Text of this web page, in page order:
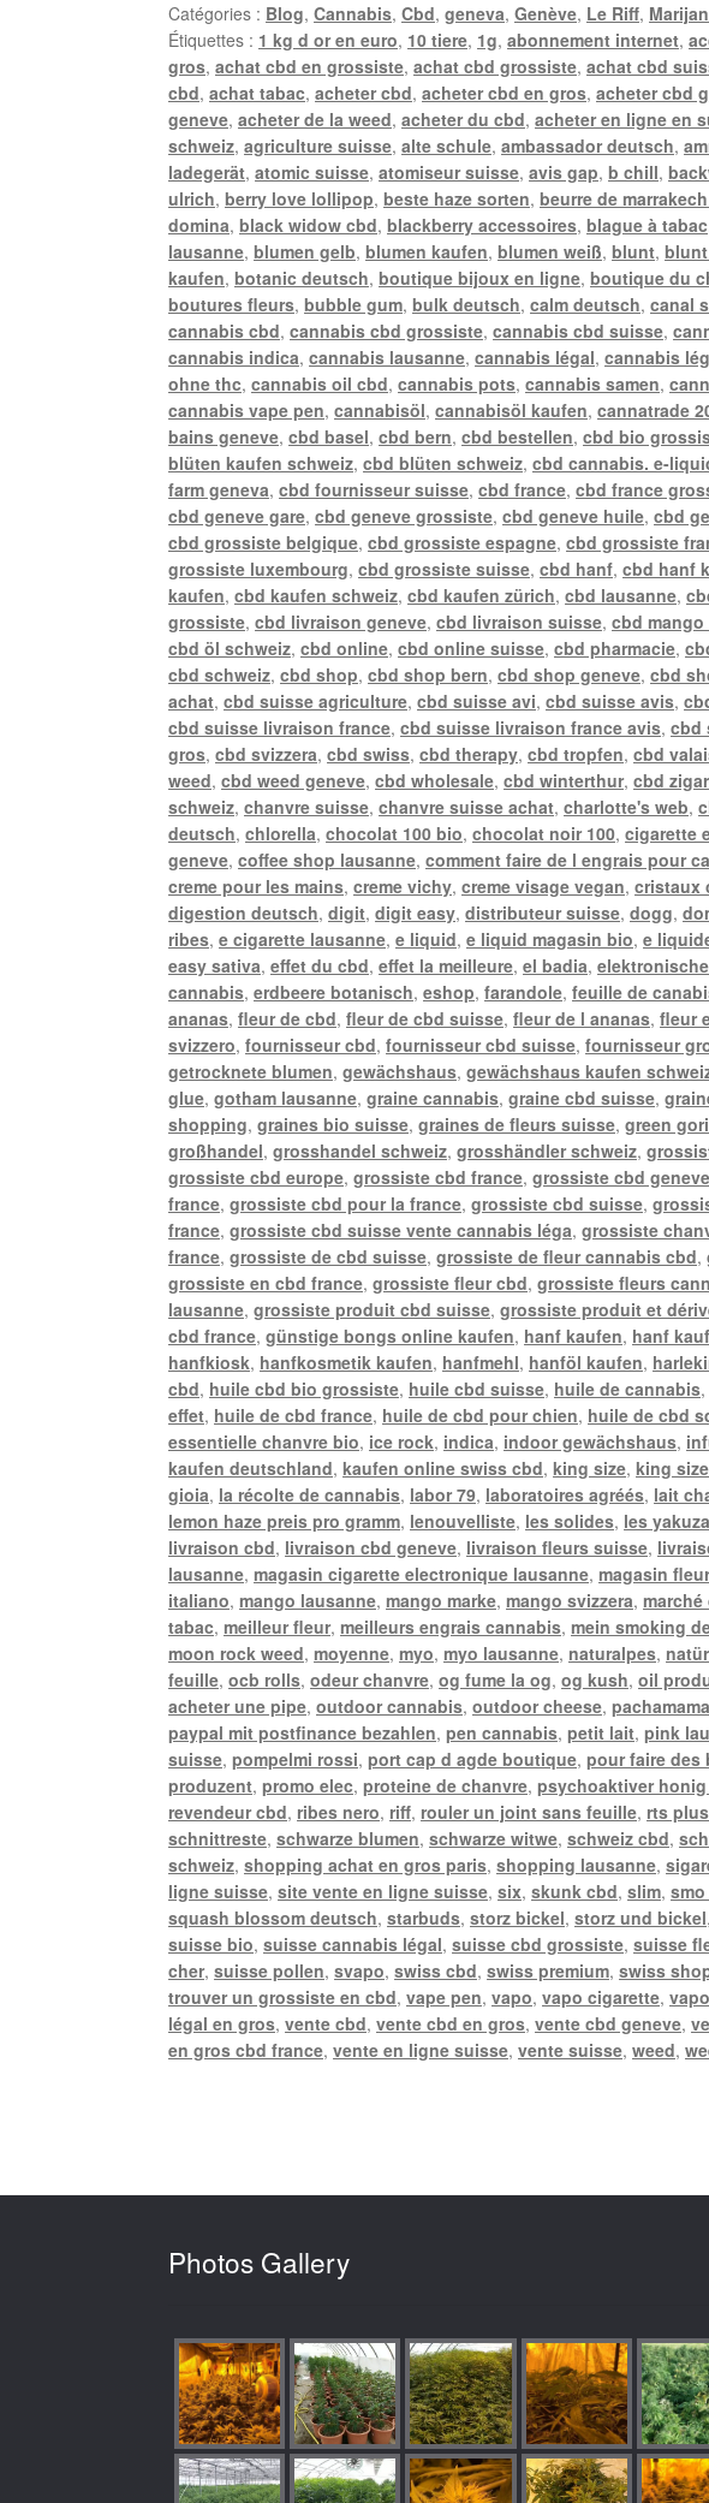
Catégories : Blog,Cannabis,Cbd,geneva,Genève, Le Riff,
Étiquettes : 1 kg d or en euro, 10 tiere, 1g,abonnement internet,
gros,achat cbd en grossiste,achat cbd grossiste,achat cbd
cbd,achat tabac,acheter cbd,acheter cbd en gros,acheter cbd
geneve,acheter de la weed,acheter du cbd,acheter en ligne en
schweiz,agriculture suisse,alte schule,ambassador deutsch,
ladegerät,atomic suisse,atomiseur suisse,avis gap,b chill,
ulrich,berry love lollipop,beste haze sorten,beurre de
domina,black widow cbd,blackberry accessoires,blague à tabac
lausanne,blumen gelb,blumen kaufen,blumen weiß,blunt,
kaufen,botanic deutsch,boutique bijoux en ligne,boutique du
boutures fleurs,bubble gum,bulk deutsch,calm deutsch,canal
cannabis cbd,cannabis cbd grossiste,cannabis cbd suisse,
cannabis indica,cannabis lausanne,cannabis légal,cannabis
ohne thc,cannabis oil cbd,cannabis pots,cannabis samen,
cannabis vape pen,cannabisöl,cannabisöl kaufen,cannatrade
bains geneve,cbd basel,cbd bern,cbd bestellen,cbd bio
blüten kaufen schweiz,cbd blüten schweiz,cbd cannabis. e-
farm geneva,cbd fournisseur suisse,cbd france,cbd france
cbd geneve gare,cbd geneve grossiste,cbd geneve huile,cbd
cbd grossiste belgique,cbd grossiste espagne,cbd grossiste
grossiste luxembourg,cbd grossiste suisse,cbd hanf,cbd hanf
kaufen,cbd kaufen schweiz,cbd kaufen zürich,cbd lausanne,
grossiste,cbd livraison geneve,cbd livraison suisse,cbd
cbd öl schweiz,cbd online,cbd online suisse,cbd pharmacie,
cbd schweiz,cbd shop,cbd shop bern,cbd shop geneve,cbd
achat,cbd suisse agriculture,cbd suisse avi,cbd suisse avis,
cbd suisse livraison france,cbd suisse livraison france avis,cbd
gros,cbd svizzera,cbd swiss,cbd therapy,cbd tropfen,cbd
weed,cbd weed geneve,cbd wholesale,cbd winterthur,cbd
schweiz,chanvre suisse,chanvre suisse achat,charlotte's web,
deutsch,chlorella,chocolat 100 bio,chocolat noir 100,cigarette
geneve,coffee shop lausanne,comment faire de l engrais pour
creme pour les mains,creme vichy,creme visage vegan,cristaux
digestion deutsch,digit,digit easy,distributeur suisse,dogg,
ribes,e cigarette lausanne,e liquid,e liquid magasin bio,e
easy sativa,effet du cbd,effet la meilleure,el badia,
cannabis,erdbeere botanisch,eshop,farandole,feuille de
ananas,fleur de cbd,fleur de cbd suisse,fleur de l ananas,fleur
svizzero,fournisseur cbd,fournisseur cbd suisse,fournisseur
getrocknete blumen,gewächshaus,gewächshaus kaufen
glue,gotham lausanne,graine cannabis,graine cbd suisse,
shopping,graines bio suisse,graines de fleurs suisse,green
großhandel,grosshandel schweiz,grosshändler schweiz,
grossiste cbd europe,grossiste cbd france,grossiste cbd geneve
france,grossiste cbd pour la france,grossiste cbd suisse,
france,grossiste cbd suisse vente cannabis léga,grossiste
france,grossiste de cbd suisse,grossiste de fleur cannabis cbd,
grossiste en cbd france,grossiste fleur cbd,grossiste fleurs
lausanne,grossiste produit cbd suisse,grossiste produit et
cbd france,günstige bongs online kaufen, hanf kaufen, hanf
hanfkiosk, hanfkosmetik kaufen, hanfmehl, hanföl kaufen,
cbd, huile cbd bio grossiste, huile cbd suisse, huile de cannabis,
effet, huile de cbd france, huile de cbd pour chien, huile de cbd
essentielle chanvre bio, ice rock, indica, indoor gewächshaus,
kaufen deutschland,kaufen online swiss cbd,king size,king
gioia, la récolte de cannabis, labor 79, laboratoires agréés, lait
lemon haze preis pro gramm, lenouvelliste, les solides, les
livraison cbd, livraison cbd geneve, livraison fleurs suisse,
lausanne,magasin cigarette electronique lausanne,magasin
italiano,mango lausanne,mango marke,mango svizzera,
tabac,meilleur fleur,meilleurs engrais cannabis,mein smoking
moon rock weed,moyenne,myo,myo lausanne, naturalpes,
feuille,ocb rolls,odeur chanvre,og fume la og,og kush,oil
acheter une pipe,outdoor cannabis,outdoor cheese,pachamama
paypal mit postfinance bezahlen,pen cannabis,petit lait,pink
suisse,pompelmi rossi,port cap d agde boutique,pour faire des
produzent,promo elec,proteine de chanvre,psychoaktiver
revendeur cbd, ribes nero, riff, rouler un joint sans feuille, rts
schnittreste,schwarze blumen,schwarze witwe,schweiz cbd,
schweiz,shopping achat en gros paris,shopping lausanne,
ligne suisse,site vente en ligne suisse,six,skunk cbd,slim,
squash blossom deutsch,starbuds,storz bickel,storz und bickel
suisse bio,suisse cannabis légal,suisse cbd grossiste,suisse
cher,suisse pollen,svapo,swiss cbd,swiss premium,swiss
trouver un grossiste en cbd,vape pen,vapo,vapo cigarette,
légal en gros,vente cbd,vente cbd en gros,vente cbd geneve,
en gros cbd france,vente en ligne suisse,vente suisse,weed,
Photos Gallery